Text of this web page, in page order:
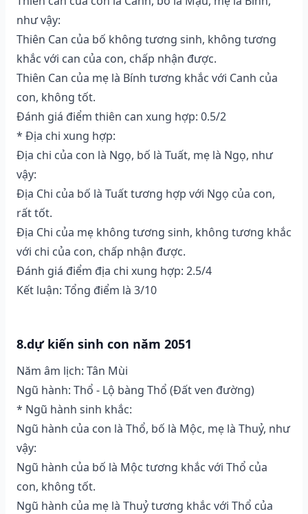
như vậy:
Thiên Can của bố không tương sinh, không tương
khắc với can của con, chấp nhận được.
Thiên Can của mẹ là Bính tương khắc với Canh của
con, không tốt.
Đánh giá điểm thiên can xung hợp: 0.5/2
* Địa chi xung hợp:
Địa chi của con là Ngọ, bố là Tuất, mẹ là Ngọ, như
vậy:
Địa Chi của bố là Tuất tương hợp với Ngọ của con,
rất tốt.
Địa Chi của mẹ không tương sinh, không tương khắc
với chi của con, chấp nhận được.
Đánh giá điểm địa chi xung hợp: 2.5/4
Kết luận: Tổng điểm là 3/10
8.dự kiến sinh con năm 2051
Năm âm lịch: Tân Mùi
Ngũ hành: Thổ - Lộ bàng Thổ (Ðất ven đường)
* Ngũ hành sinh khắc:
Ngũ hành của con là Thổ, bố là Mộc, mẹ là Thuỷ, như
vậy:
Ngũ hành của bố là Mộc tương khắc với Thổ của
con, không tốt.
Ngũ hành của mẹ là Thuỷ tương khắc với Thổ của